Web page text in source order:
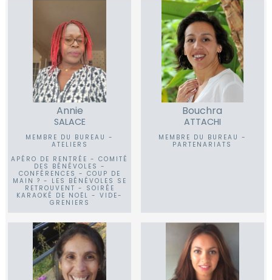
Annie
SALACE
MEMBRE DU BUREAU -
ATELIERS
APÉRO DE RENTRÉE - COMITÉ
DES BÉNÉVOLES -
CONFÉRENCES - COUP DE
MAIN ? - LES BÉNÉVOLES SE
RETROUVENT - SOIRÉE
KARAOKÉ DE NOËL - VIDE-
GRENIERS
Bouchra
ATTACHI
MEMBRE DU BUREAU -
PARTENARIATS